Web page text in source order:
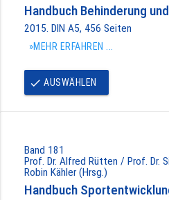
Handbuch Behinderung
2015. DIN A5, 456 Seiten
»MEHR ERFAHREN ...
done AUSWÄHLEN
Band 181
Prof. Dr. Alfred Rütten / Prof. Dr.
Robin Kähler (Hrsg.)
Handbuch